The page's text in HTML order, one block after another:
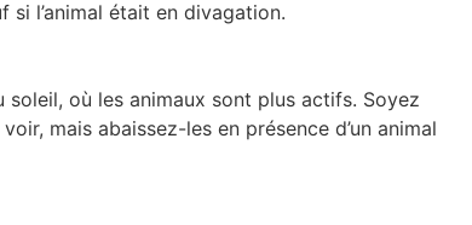
l’animal était en divagation.
où les animaux sont plus actifs. Soyez
mais abaissez-les en présence d’un animal